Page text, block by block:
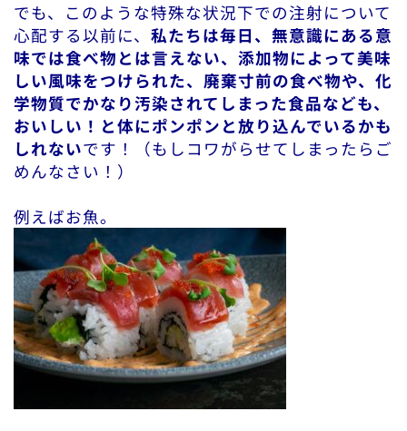
でも、このような特殊な状況下での注射について
心配する以前に、 私たちは毎日、無意識にある意
味では食べ物とは言えない、添加物によって美味
しい風味をつけられた、廃棄寸前の食べ物や、化
学物質でかなり汚染されてしまった食品なども、
おいしい！と体にポンポンと放り込んでいるかも
しれないです！（もしコワがらせてしまったらご
めんなさい！）
例えばお魚。